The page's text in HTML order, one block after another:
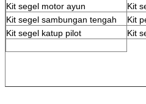
Kit segel motor ayun
Kit
Kit segel sambungan tengah
Kit
Kit segel katup pilot
Kit